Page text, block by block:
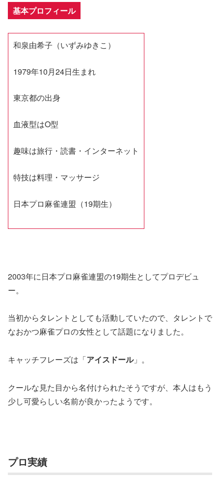
基本プロフィール
和泉由希子（いずみゆきこ）
1979年10月24日生まれ
東京都の出身
血液型はO型
趣味は旅行・読書・インターネット
特技は料理・マッサージ
日本プロ麻雀連盟（19期生）
2003年に日本プロ麻雀連盟の19期生としてプロデビュ
ー。
当初からタレントとしても活動していたので、タレントで
なおかつ麻雀プロの女性として話題になりました。
キャッチフレーズは「アイスドール」。
クールな見た目から名付けられたそうですが、本人はもう
少し可愛らしい名前が良かったようです。
プロ実績